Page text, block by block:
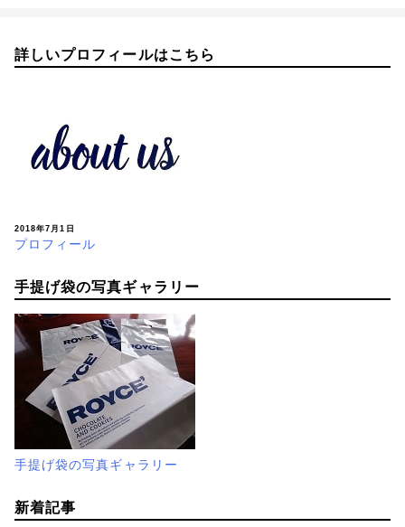
詳しいプロフィールはこちら
2018年7月1日
プロフィール
手提げ袋の写真ギャラリー
手提げ袋の写真ギャラリー
新着記事